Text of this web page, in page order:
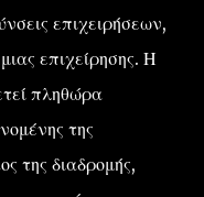
επιχειρήσεων,
επιχείρησης. Η
πληθώρα
της
της διαδρομής,